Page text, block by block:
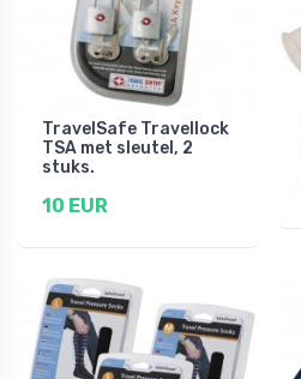
TravelSafe Travellock
TSA met sleutel, 2
stuks.
10 EUR